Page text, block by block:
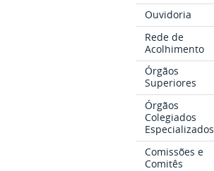
Ouvidoria
Rede de
Acolhimento
Órgãos
Superiores
Órgãos
Colegiados
Especializados
Comissões e
Comitês